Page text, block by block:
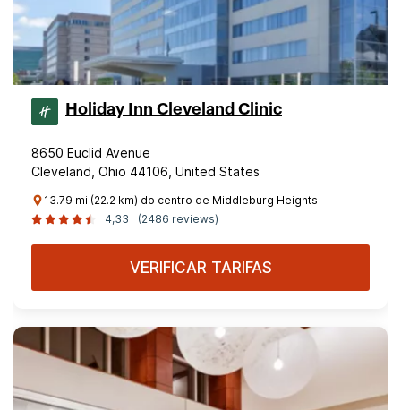
Holiday Inn Cleveland Clinic
8650 Euclid Avenue
Cleveland, Ohio 44106, United States
13.79 mi (22.2 km) do centro de Middleburg Heights
4,33
(2486 reviews)
VERIFICAR TARIFAS